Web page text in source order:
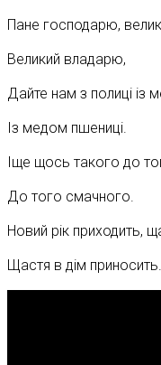
Пане господарю,
Великий владарю,
Дайте нам з полиці із
Із медом пшениці.
Іще щось такого до
До того смачного.
Новий рік приходить,
Щастя в дім приносить.